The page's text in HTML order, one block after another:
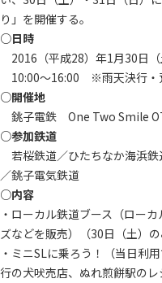
り」を開催する。
○日時
2016（平成28）年1月30日（
10:00～16:00 ※雨天決行・
○開催地
銚子電鉄 One Two Smile
○参加鉄道
若桜鉄道／ひたちなか海浜
／銚子電気鉄道
○内容
・ローカル鉄道ブース（ロー
ズなどを販売）（30日（土）の
・ミニSLに乗ろう！（当日利
行の犬吠売店、ぬれ煎餅駅のレ